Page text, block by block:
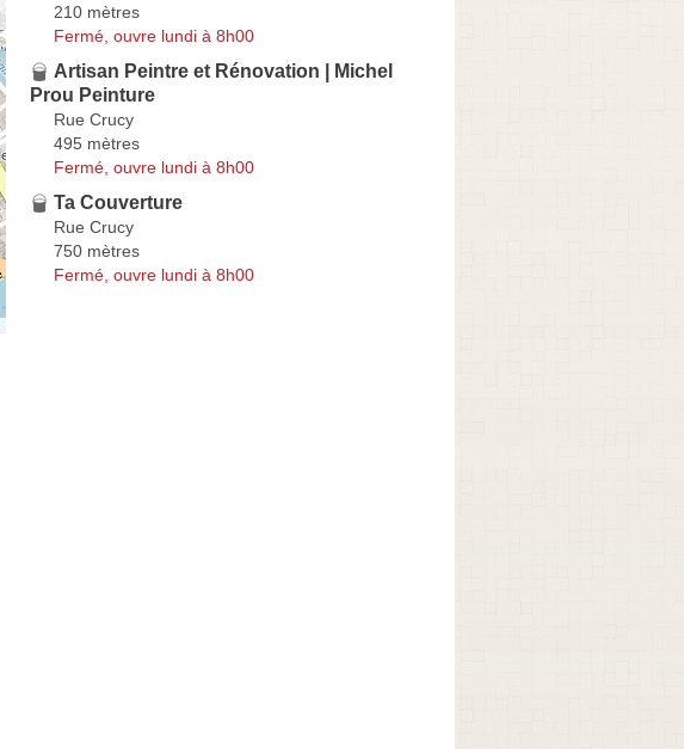
210 mètres
Fermé, ouvre lundi à 8h00
Artisan Peintre et Rénovation | Michel
Prou Peinture
Rue Crucy
495 mètres
Fermé, ouvre lundi à 8h00
Ta Couverture
Rue Crucy
750 mètres
Fermé, ouvre lundi à 8h00